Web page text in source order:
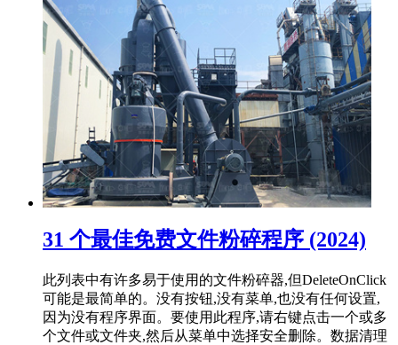
31 个最佳免费文件粉碎程序 (2024)
此列表中有许多易于使用的文件粉碎器,但DeleteOnClick
可能是最简单的。没有按钮,没有菜单,也没有任何设置,
因为没有程序界面。要使用此程序,请右键点击一个或多
个文件或文件夹,然后从菜单中选择安全删除。数据清理